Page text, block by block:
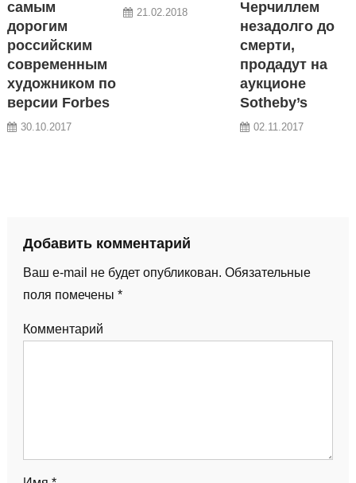
самым
дорогим
российским
современным
художником по
версии Forbes
30.10.2017
21.02.2018
Черчиллем
незадолго до
смерти,
продадут на
аукционе
Sotheby’s
02.11.2017
Добавить комментарий
Ваш e-mail не будет опубликован. Обязательные
поля помечены *
Комментарий